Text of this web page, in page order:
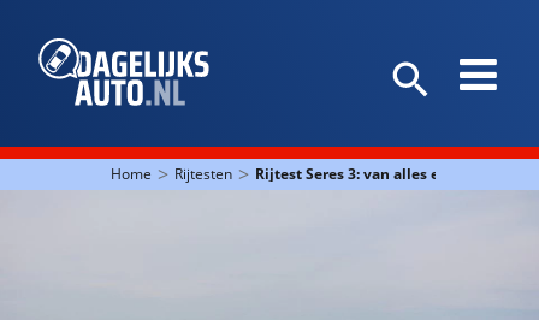
Home > Rijtesten > Rijtest Seres 3: van alles een beetje